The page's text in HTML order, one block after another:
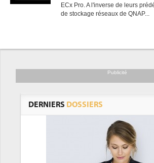
ECx Pro. A l'inverse de leurs
de stockage réseaux de QNAP...
Publicité
DERNIERS DOSSIERS